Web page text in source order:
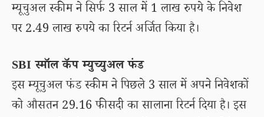
म्यूचुअल स्कीम ने सिर्फ 3 साल में 1 लाख रुपये के निवेश
पर 2.49 लाख रुपये का रिटर्न अर्जित किया है।
SBI स्मॉल कॅप म्युच्युअल फंड
इस म्यूचुअल फंड स्कीम ने पिछले 3 साल में अपने निवेशकों
को औसतन 29.16 फीसदी का सालाना रिटर्न दिया है। इस